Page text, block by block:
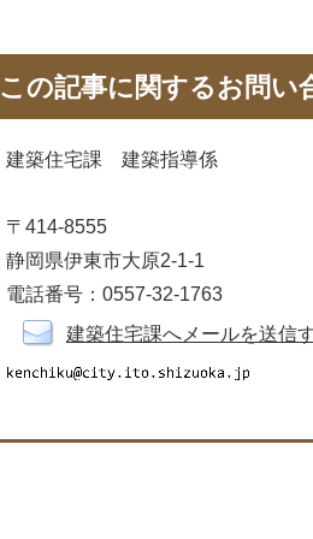
この記事に関するお問い
建築住宅課 建築指導係
〒414-8555
静岡県伊東市大原2-1-1
電話番号：0557-32-1763
建築住宅課へメールを送信